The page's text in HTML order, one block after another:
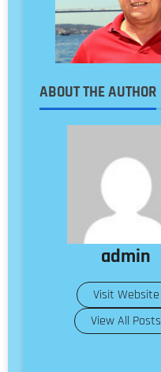
ABOUT THE AUTHOR
admin
Visit Website
View All Posts